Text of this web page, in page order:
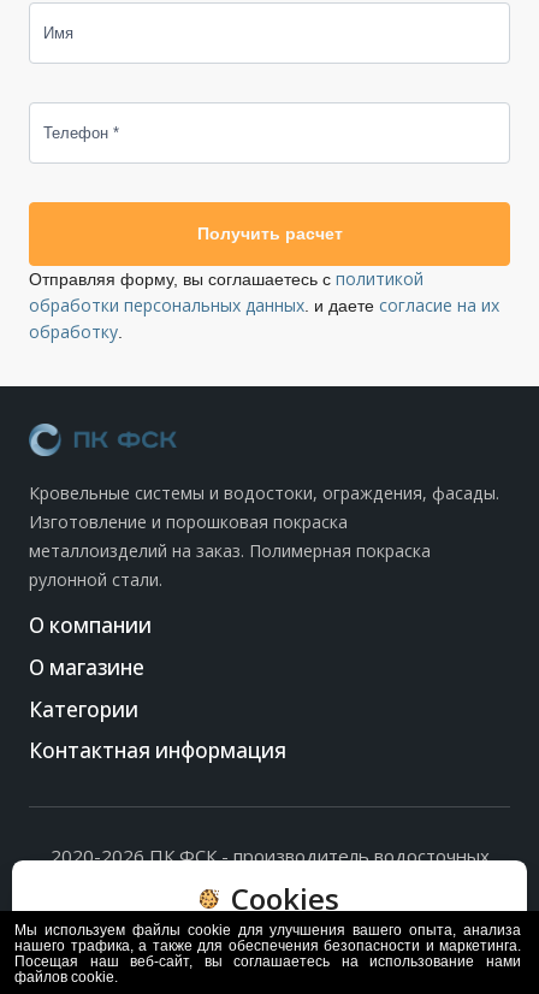
Имя
Телефон *
Получить расчет
Отправляя форму, вы соглашаетесь с политикой
обработки персональных данных. и даете согласие на их
обработку.
Кровельные системы и водостоки, ограждения, фасады.
Изготовление и порошковая покраска
металлоизделий на заказ. Полимерная покраска
рулонной стали.
О компании
О магазине
Категории
Контактная информация
2020-2026 ПК ФСК - производитель водосточных
Политика обработки персональных данных
на их обработку.
Cookies
Пользуясь сайтом, вы соглашаетесь с политикой
обработки и хранения данных Cookie
Мы используем файлы cookie для улучшения вашего опыта, анализа
нашего трафика, а также для обеспечения безопасности и маркетинга.
Посещая наш веб-сайт, вы соглашаетесь на использование нами
файлов cookie.